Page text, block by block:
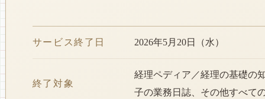
サービス終了日 2026年5月20日（水）
終了対象
経理ペディア／経理の基礎の
子の業務日誌、その他すべて